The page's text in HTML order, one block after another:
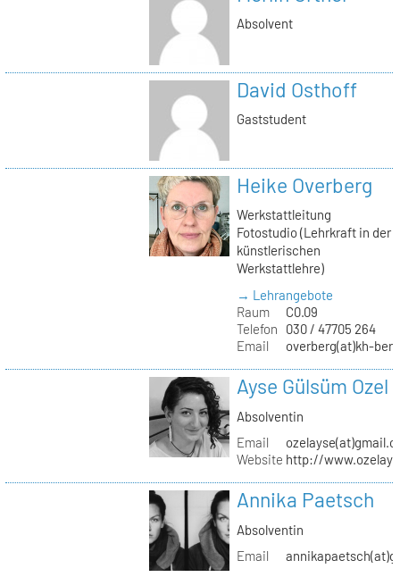
Absolvent
David Osthoff
Gaststudent
Heike Overberg
Werkstattleitung
Fotostudio (Lehrkraft in der
künstlerischen
Werkstattlehre)
→ Lehrangebote
Raum
C0.09
Telefon
030 / 47705 264
Email
overberg(at)kh-
Ayse Gülsüm Ozel
Absolventin
Email
Website http://
Annika Paetsch
Absolventin
Email